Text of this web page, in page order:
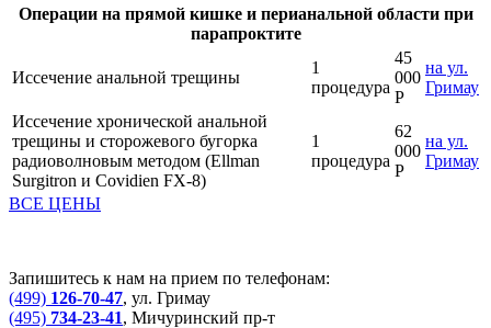
Операции на прямой кишке и перианальной области при
парапроктите
Иссечение анальной трещины
1
процедура
45
000
Р
на ул.
Гримау
Иссечение хронической анальной
трещины и сторожевого бугорка
радиоволновым методом (Ellman
Surgitron и Covidien FX-8)
1
процедура
62
000
Р
на ул.
Гримау
ВСЕ ЦЕНЫ
Запишитесь к нам на прием по телефонам:
(499) 126-70-47, ул. Гримау
(495) 734-23-41, Мичуринский пр-т